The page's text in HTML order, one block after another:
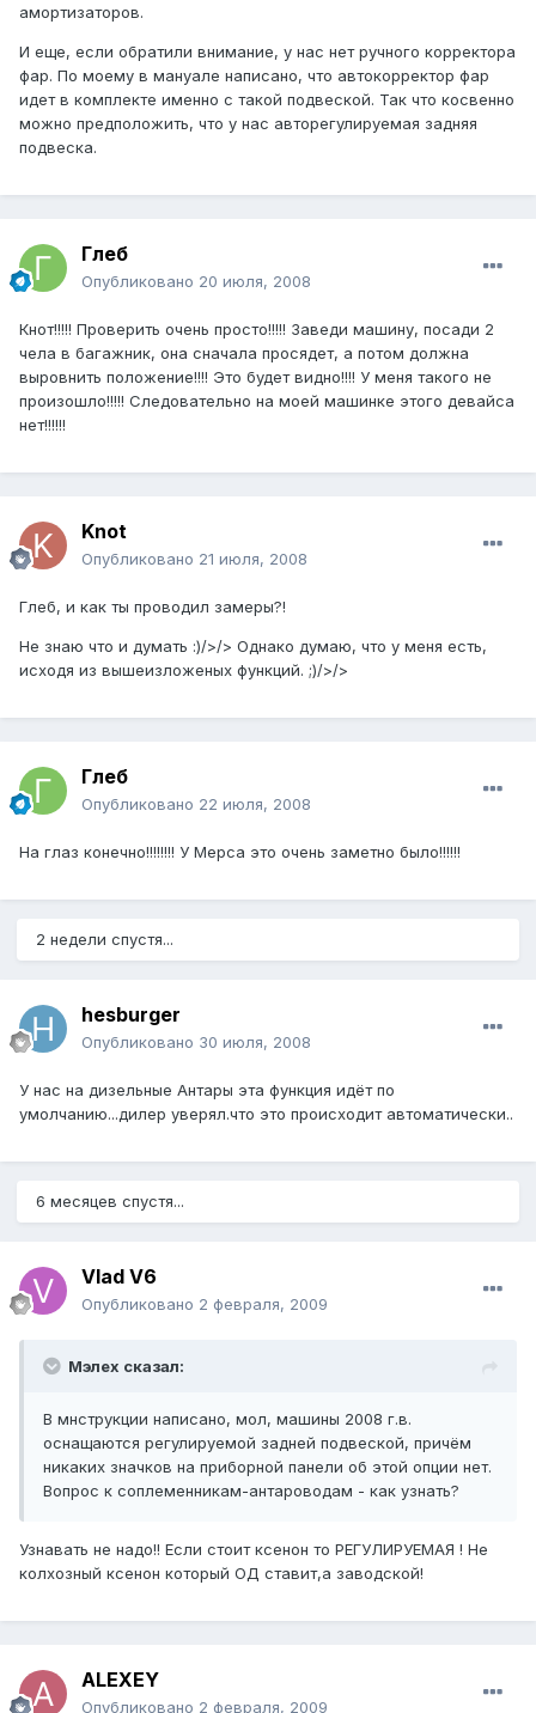
амортизаторов.
И еще, если обратили внимание, у нас нет ручного корректора
фар. По моему в мануале написано, что автокорректор фар
идет в комплекте именно с такой подвеской. Так что косвенно
можно предположить, что у нас авторегулируемая задняя
подвеска.
Глеб
Опубликовано 20 июля, 2008
Кнот!!!!! Проверить очень просто!!!!! Заведи машину, посади 2
чела в багажник, она сначала просядет, а потом должна
выровнить положение!!!! Это будет видно!!!! У меня такого не
произошло!!!!! Следовательно на моей машинке этого девайса
нет!!!!!!
Knot
Опубликовано 21 июля, 2008
Глеб, и как ты проводил замеры?!
Не знаю что и думать :)/>/> Однако думаю, что у меня есть,
исходя из вышеизложеных функций. ;)/>/>
Глеб
Опубликовано 22 июля, 2008
На глаз конечно!!!!!!!! У Мерса это очень заметно было!!!!!!
2 недели спустя...
hesburger
Опубликовано 30 июля, 2008
У нас на дизельные Антары эта функция идёт по
умолчанию...дилер уверял.что это происходит автоматически..
6 месяцев спустя...
Vlad V6
Опубликовано 2 февраля, 2009
Мэлех сказал:
В мнструкции написано, мол, машины 2008 г.в.
оснащаются регулируемой задней подвеской, причём
никаких значков на приборной панели об этой опции нет.
Вопрос к соплеменникам-антароводам - как узнать?
Узнавать не надо!! Если стоит ксенон то РЕГУЛИРУЕМАЯ ! Не
колхозный ксенон который ОД ставит,а заводской!
ALEXEY
Опубликовано 2 февраля, 2009